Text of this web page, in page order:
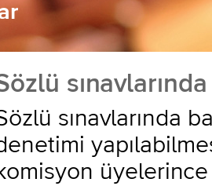
sınavlarında